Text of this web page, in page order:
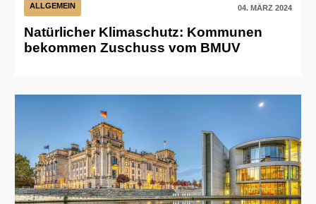
ALLGEMEIN 04. MÄRZ 2024
Natürlicher Klimaschutz: Kommunen
bekommen Zuschuss vom BMUV